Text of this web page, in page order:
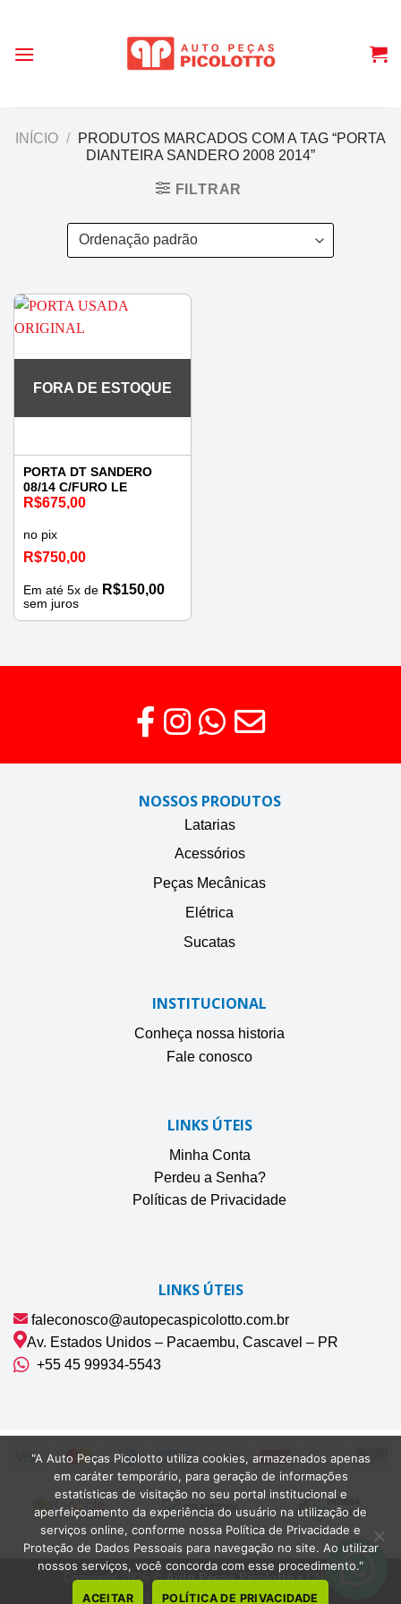
content
INÍCIO /
PRODUTOS MARCADOS COM A TAG “PORTA
DIANTEIRA SANDERO 2008 2014”
FILTRAR
FORA DE ESTOQUE
PORTA DT SANDERO
08/14 C/FURO LE
R$675,00
no pix
R$750,00
Em até 5x de R$150,00
sem juros
NOSSOS PRODUTOS
Latarias
Acessórios
Peças Mecânicas
Elétrica
Sucatas
INSTITUCIONAL
Conheça nossa historia
Fale conosco
LINKS ÚTEIS
Minha Conta
Perdeu a Senha?
Políticas de Privacidade
LINKS ÚTEIS
faleconosco@autopecaspicolotto.com.br
Av. Estados Unidos – Pacaembu, Cascavel – PR
+55 45 99934‑5543‬
Copyright 2026 ©Auto Peças Picolotto• CNPJ
42.075.132/0001-22 | Cascavel-PR
"A Auto Peças Picolotto utiliza cookies, armazenados apenas
em caráter temporário, para geração de informações
estatísticas de visitação no seu portal institucional e
aperfeiçoamento da experiência do usuário na utilização de
serviços online, conforme nossa Política de Privacidade e
Proteção de Dados Pessoais para navegação no site. Ao utilizar
nossos serviços, você concorda com esse procedimento."
ACEITAR POLÍTICA DE PRIVACIDADE